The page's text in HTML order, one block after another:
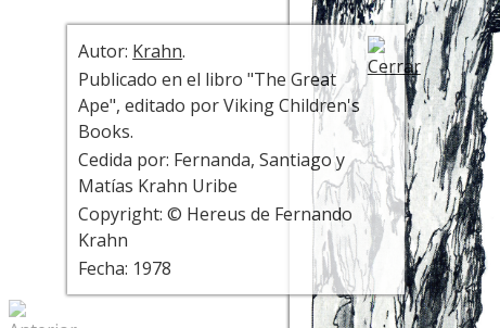
Autor: Krahn.
Publicado en el libro "The Great
Ape", editado por Viking Children's
Books.
Cedida por: Fernanda, Santiago y
Matías Krahn Uribe
Copyright: © Hereus de Fernando
Krahn
Fecha: 1978